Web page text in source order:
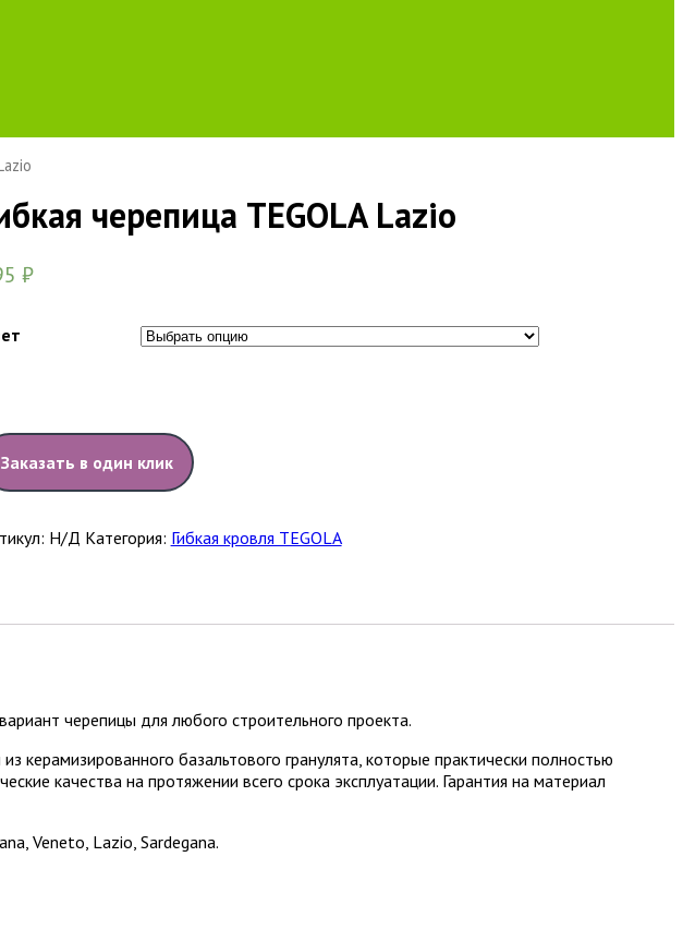
черепица TEGOLA Lazio
₽
Заказать в один клик
Н/Д Категория: Гибкая кровля TEGOLA
черепицы для любого строительного проекта.
базальтового гранулята, которые практически полностью
качества на протяжении всего срока эксплуатации. Гарантия на материал
Veneto, Lazio, Sardegana.